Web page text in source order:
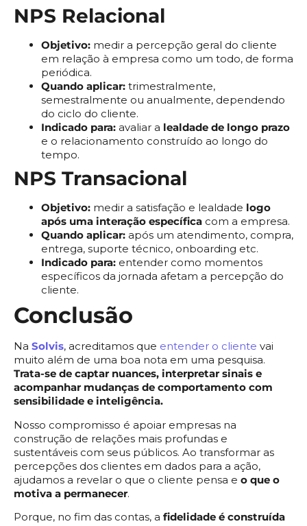
NPS Relacional
Objetivo: medir a percepção geral do cliente
em relação à empresa como um todo, de forma
periódica.
Quando aplicar: trimestralmente,
semestralmente ou anualmente, dependendo
do ciclo do cliente.
Indicado para: avaliar a lealdade de longo prazo
e o relacionamento construído ao longo do
tempo.
NPS Transacional
Objetivo: medir a satisfação e lealdade logo
após uma interação específica com a empresa.
Quando aplicar: após um atendimento, compra,
entrega, suporte técnico, onboarding etc.
Indicado para: entender como momentos
específicos da jornada afetam a percepção do
cliente.
Conclusão
Na Solvis, acreditamos que entender o cliente vai
muito além de uma boa nota em uma pesquisa.
Trata-se de captar nuances, interpretar sinais e
acompanhar mudanças de comportamento com
sensibilidade e inteligência.
Nosso compromisso é apoiar empresas na
construção de relações mais profundas e
sustentáveis com seus públicos. Ao transformar as
percepções dos clientes em dados para a ação,
ajudamos a revelar o que o cliente pensa e o que o
motiva a permanecer.
Porque, no fim das contas, a fidelidade é construída